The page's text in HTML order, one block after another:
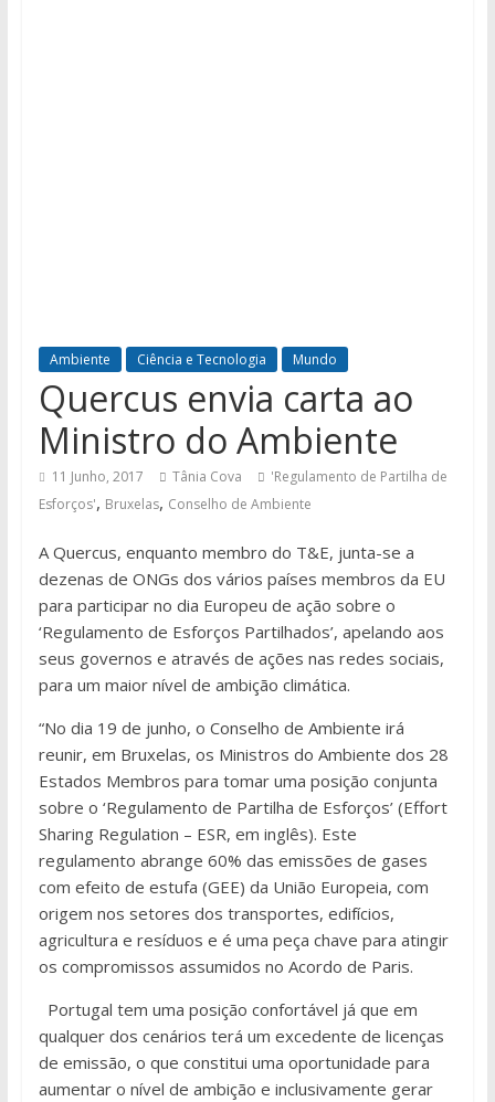
Ambiente Ciência e Tecnologia Mundo
Quercus envia carta ao
Ministro do Ambiente
11 Junho, 2017 Tânia Cova
'Regulamento de Partilha de
Esforços', Bruxelas, Conselho de Ambiente
A Quercus, enquanto membro do T&E, junta-se a
dezenas de ONGs dos vários países membros da EU
para participar no dia Europeu de ação sobre o
‘Regulamento de Esforços Partilhados’, apelando aos
seus governos e através de ações nas redes sociais,
para um maior nível de ambição climática.
“No dia 19 de junho, o Conselho de Ambiente irá
reunir, em Bruxelas, os Ministros do Ambiente dos 28
Estados Membros para tomar uma posição conjunta
sobre o ‘Regulamento de Partilha de Esforços’ (Effort
Sharing Regulation – ESR, em inglês). Este
regulamento abrange 60% das emissões de gases
com efeito de estufa (GEE) da União Europeia, com
origem nos setores dos transportes, edifícios,
agricultura e resíduos e é uma peça chave para atingir
os compromissos assumidos no Acordo de Paris.
Portugal tem uma posição confortável já que em
qualquer dos cenários terá um excedente de licenças
de emissão, o que constitui uma oportunidade para
aumentar o nível de ambição e inclusivamente gerar